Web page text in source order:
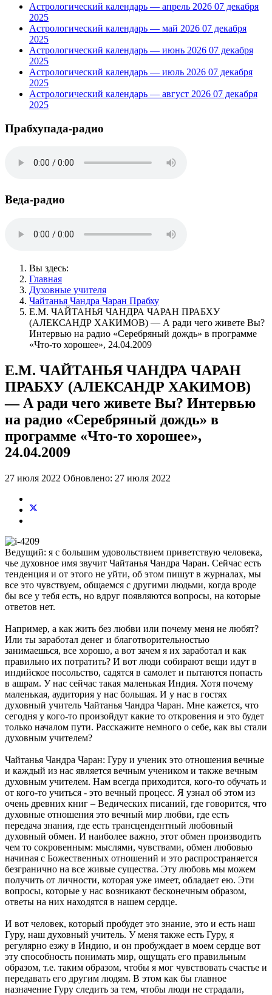
Астрологический календарь — апрель 2026 07 декабря
2025
Астрологический календарь — май 2026 07 декабря
2025
Астрологический календарь — июнь 2026 07 декабря
2025
Астрологический календарь — июль 2026 07 декабря
2025
Астрологический календарь — август 2026 07 декабря
2025
Прабхупада-радио
Веда-радио
Вы здесь:
Главная
Духовные учителя
Чайтанья Чандра Чаран Прабху
Е.М. ЧАЙТАНЬЯ ЧАНДРА ЧАРАН ПРАБХУ
(АЛЕКСАНДР ХАКИМОВ) — А ради чего живете Вы?
Интервью на радио «Серебряный дождь» в программе
«Что-то хорошее», 24.04.2009
Е.М. ЧАЙТАНЬЯ ЧАНДРА ЧАРАН
ПРАБХУ (АЛЕКСАНДР ХАКИМОВ)
— А ради чего живете Вы? Интервью
на радио «Серебряный дождь» в
программе «Что-то хорошее»,
24.04.2009
27 июля 2022 Обновлено: 27 июля 2022
Ведущий: я с большим удовольствием приветствую человека,
чье духовное имя звучит Чайтанья Чандра Чаран. Сейчас есть
тенденция и от этого не уйти, об этом пишут в журналах, мы
все это чувствуем, общаемся с другими людьми, когда вроде
бы все у тебя есть, но вдруг появляются вопросы, на которые
ответов нет.
Например, а как жить без любви или почему меня не любят?
Или ты заработал денег и благотворительностью
занимаешься, все хорошо, а вот зачем я их заработал и как
правильно их потратить? И вот люди собирают вещи идут в
индийское посольство, садятся в самолет и пытаются попасть
в ашрам. У нас сейчас такая маленькая Индия. Хотя почему
маленькая, аудитория у нас большая. И у нас в гостях
духовный учитель Чайтанья Чандра Чаран. Мне кажется, что
сегодня у кого-то произойдут какие то откровения и это будет
только началом пути. Расскажите немного о себе, как вы стали
духовным учителем?
Чайтанья Чандра Чаран: Гуру и ученик это отношения вечные
и каждый из нас является вечным учеником и также вечным
духовным учителем. Нам всегда приходится, кого-то обучать и
от кого-то учиться - это вечный процесс. Я узнал об этом из
очень древних книг – Ведических писаний, где говорится, что
духовные отношения это вечный мир любви, где есть
передача знания, где есть трансцендентный любовный
духовный обмен. И наиболее важно, этот обмен производить
чем то сокровенным: мыслями, чувствами, обмен любовью
начиная с Божественных отношений и это распространяется
безгранично на все живые существа. Эту любовь мы можем
получить от личности, которая уже имеет, обладает ею. Эти
вопросы, которые у нас возникают бесконечным образом,
ответы на них находятся в нашем сердце.
И вот человек, который пробудет это знание, это и есть наш
Гуру, наш духовный учитель. У меня также есть Гуру, я
регулярно езжу в Индию, и он пробуждает в моем сердце вот
эту способность понимать мир, ощущать его правильным
образом, т.е. таким образом, чтобы я мог чувствовать счастье и
передавать его другим людям. В этом как бы главное
назначение Гуру следить за тем, чтобы люди не страдали,